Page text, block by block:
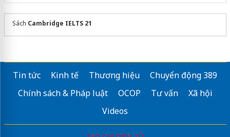
Sách Cambridge IELTS 21
Tin tức Kinh tế Thương hiệu
Chuyển động 389
Chính sách & Pháp luật
OCOP Tư vấn
Xã hội
Videos